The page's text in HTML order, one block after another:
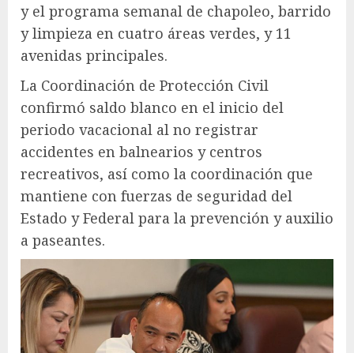
y el programa semanal de chapoleo, barrido
y limpieza en cuatro áreas verdes, y 11
avenidas principales.
La Coordinación de Protección Civil
confirmó saldo blanco en el inicio del
periodo vacacional al no registrar
accidentes en balnearios y centros
recreativos, así como la coordinación que
mantiene con fuerzas de seguridad del
Estado y Federal para la prevención y auxilio
a paseantes.